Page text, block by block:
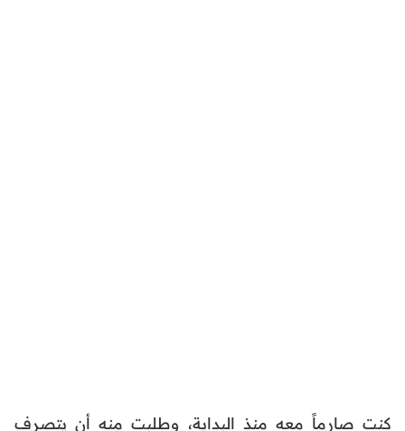
كنت صارماً معه منذ البداية، وطلبت منه أن يتصرف